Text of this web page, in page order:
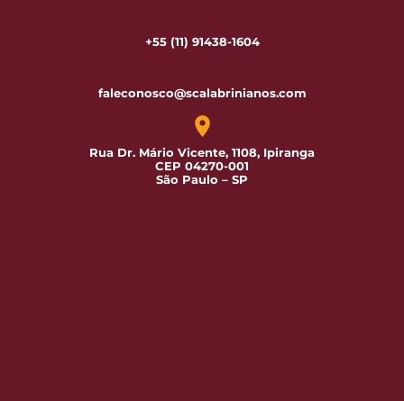
+55 (11) 91438-1604
faleconosco@scalabrinianos.com
Rua Dr. Mário Vicente, 1108, Ipiranga
CEP 04270-001
São Paulo – SP